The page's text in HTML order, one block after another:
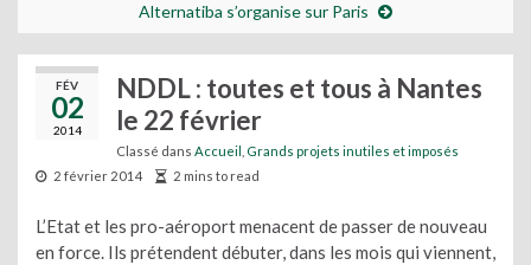
Alternatiba s’organise sur Paris
FÉV
02
2014
NDDL : toutes et tous à Nantes
le 22 février
Classé dans Accueil Grands projets inutiles et imposés
2 février 2014
2 mins to read
L’Etat et les pro-aéroport menacent de passer de nouveau
en force. Ils prétendent débuter, dans les mois qui viennent,